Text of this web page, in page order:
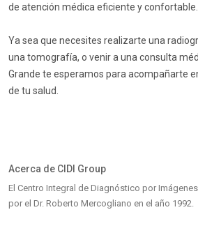
de atención médica eficiente y confortable.
Ya sea que necesites realizarte una
una tomografía, o venir a una consulta
Grande te esperamos para acompañarte
de tu salud.
Acerca de CIDI Group
El Centro Integral de Diagnóstico por
por el Dr. Roberto Mercogliano en el año 1992.